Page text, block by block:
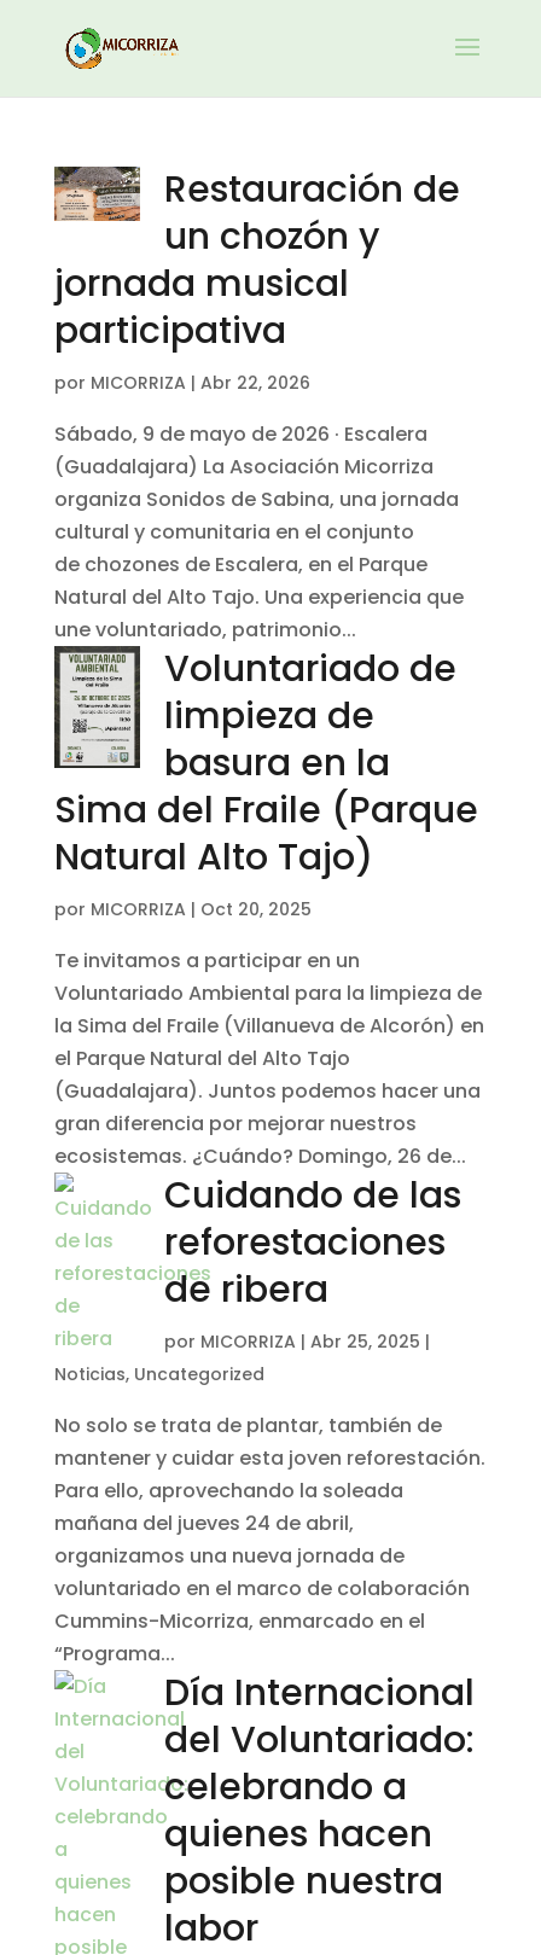
Restauración de
un chozón y
jornada musical
participativa
por MICORRIZA | Abr 22, 2026
Sábado, 9 de mayo de 2026 · Escalera
(Guadalajara) La Asociación Micorriza
organiza Sonidos de Sabina, una jornada
cultural y comunitaria en el conjunto
de chozones de Escalera, en el Parque
Natural del Alto Tajo. Una experiencia que
une voluntariado, patrimonio...
Voluntariado de
limpieza de
basura en la
Sima del Fraile (Parque
Natural Alto Tajo)
por MICORRIZA | Oct 20, 2025
Te invitamos a participar en un
Voluntariado Ambiental para la limpieza de
la Sima del Fraile (Villanueva de Alcorón) en
el Parque Natural del Alto Tajo
(Guadalajara). Juntos podemos hacer una
gran diferencia por mejorar nuestros
ecosistemas. ¿Cuándo? Domingo, 26 de...
Cuidando de las
reforestaciones
de ribera
por MICORRIZA |Abr 25, 2025 |
Noticias, Uncategorized
No solo se trata de plantar, también de
mantener y cuidar esta joven reforestación.
Para ello, aprovechando la soleada
mañana del jueves 24 de abril,
organizamos una nueva jornada de
voluntariado en el marco de colaboración
Cummins-Micorriza, enmarcado en el
“Programa...
Día Internacional
del Voluntariado:
celebrando a
quienes hacen
posible nuestra
labor